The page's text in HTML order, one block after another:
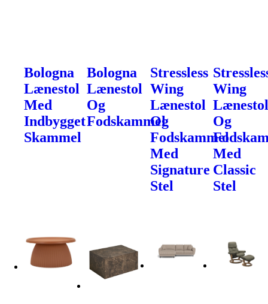
Bologna
Lænestol
Med
Indbygget
Skammel
Bologna
Lænestol
Og
Fodskammel
Stressless
Wing
Lænestol
Og
Fodskammel
Med
Signature
Stel
Wing
Og
Med
Classic
Stel